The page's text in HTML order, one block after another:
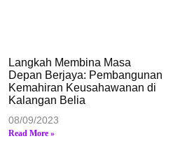
Langkah Membina Masa
Depan Berjaya: Pembangunan
Kemahiran Keusahawanan di
Kalangan Belia
08/09/2023
Read More »